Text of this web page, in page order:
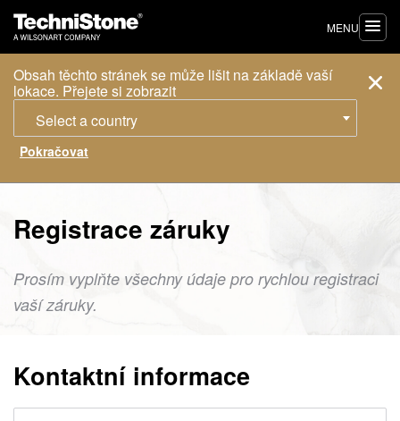
Obsah těchto stránek se může lišit na základě vaší
lokace. Přejete si zobrazit
Select a country
MENU
Registrace záruky
Prosím vyplňte všechny údaje pro rychlou registraci
vaší záruky.
Kontaktní informace